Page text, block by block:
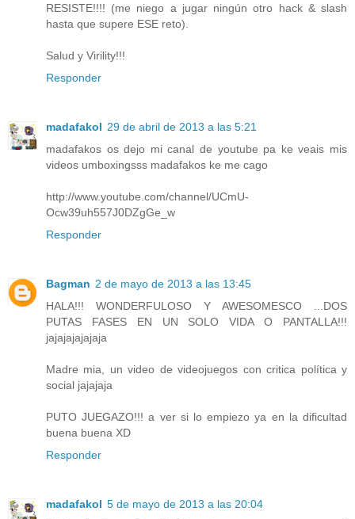
RESISTE!!!! (me niego a jugar ningún otro hack & slash
hasta que supere ESE reto).
Salud y Virility!!!
Responder
madafakol 29 de abril de 2013 a las 5:21
madafakos os dejo mi canal de youtube pa ke veais mis
videos umboxingsss madafakos ke me cago
http://www.youtube.com/channel/UCmU-
Ocw39uh557J0DZgGe_w
Responder
Bagman 2 de mayo de 2013 a las 13:45
HALA!!! WONDERFULOSO Y AWESOMESCO ...DOS
PUTAS FASES EN UN SOLO VIDA O PANTALLA!!!
jajajajajajaja
Madre mia, un video de videojuegos con critica política y
social jajajaja
PUTO JUEGAZO!!! a ver si lo empiezo ya en la dificultad
buena buena XD
Responder
madafakol 5 de mayo de 2013 a las 20:04